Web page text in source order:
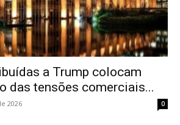
a Trump colocam
das tensões comerciais...
2026 0